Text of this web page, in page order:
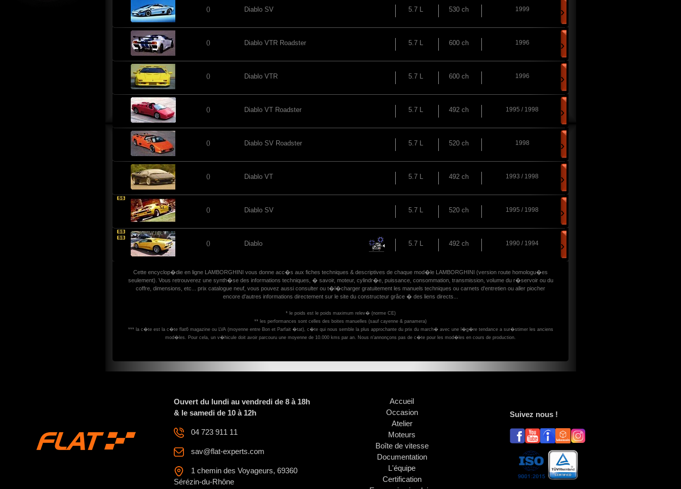
() Diablo SV 5.7 L 530 ch 1999 ›
() Diablo VTR Roadster 5.7 L 600 ch 1996 ›
() Diablo VTR 5.7 L 600 ch 1996 ›
() Diablo VT Roadster 5.7 L 492 ch 1995 / 1998 ›
() Diablo SV Roadster 5.7 L 520 ch 1998 ›
() Diablo VT 5.7 L 492 ch 1993 / 1998 ›
() Diablo SV 5.7 L 520 ch 1995 / 1998 ›
() Diablo 5.7 L 492 ch 1990 / 1994 ›
Cette encyclop�die en ligne LAMBORGHINI vous donne acc�s aux fiches techniques & descriptives de chaque mod�le LAMBORGHINI (version route homologu�es
seulement). Vous retrouverez une synth�se des informations techniques, � savoir, moteur, cylindr�e, puissance, consommation, transmission, volume du r�servoir ou du
coffre, dimensions, etc... prix catalogue neuf, vous pouvez aussi consulter ou t�l�charger gratuitement les manuels techniques ou carnets d'entretien ou aller piocher
encore d'autres informations directement sur le site du constructeur grâce � des liens directs...
* le poids est le poids maximum relev� (norme CE)
** les performances sont celles des boites manuelles (sauf cayenne & panamera)
*** la c�te est la c�te flat6 magazine ou LVA (moyenne entre Bon et Parfait �tat), c�te qui nous semble la plus approchante du prix du march� avec une l�g�re tendance a sur�stimer les anciens
mod�les. Pour cela, un v�hicule doit avoir parcouru une moyenne de 10.000 kms par an. Nous n'annonçons pas de c�te pour les mod�les en cours de production.
Ouvert du lundi au vendredi de 8 à 18h
& le samedi de 10 à 12h
04 723 911 11
sav@flat-experts.com
1 chemin des Voyageurs, 69360
Sérézin-du-Rhône
Accueil
Occasion
Atelier
Moteurs
Boîte de vitesse
Documentation
L'équipe
Certification
Suivez nous !